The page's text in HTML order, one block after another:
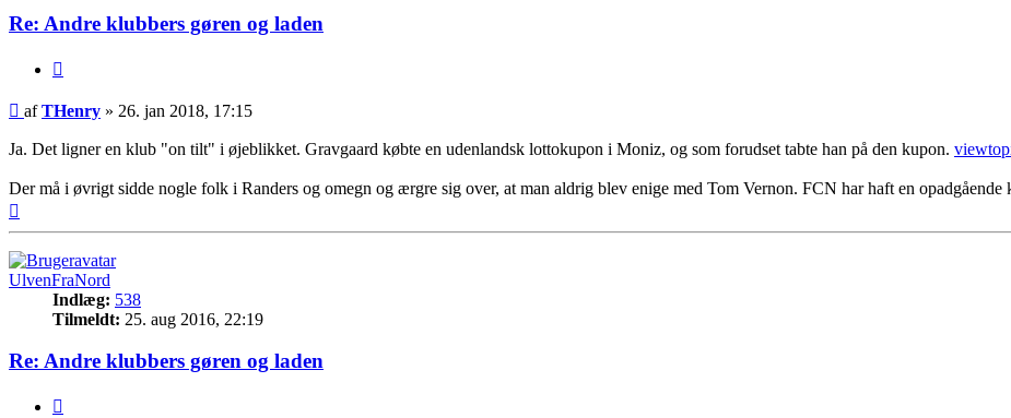
Re: Andre klubbers gøren og laden
Indlæg
afTHenry » 26. jan 2018, 17:15
Ja. Det ligner en klub "on tilt" i øjeblikket. Gravgaard købte en udenlandsk lottokupon i Moniz, og som forudset tabte han på den kupon.
Der må i øvrigt sidde nogle folk i Randers og omegn og ærgre sig over, at man aldrig blev enige med Tom Vernon. FCN har haft en opadgående
UlvenFraNord
Indlæg: 538
Tilmeldt: 25. aug 2016, 22:19
Re: Andre klubbers gøren og laden